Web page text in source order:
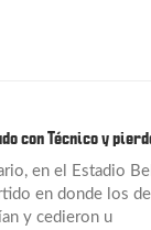
con Técnico y
en el Estadio
en donde los
y cedieron u